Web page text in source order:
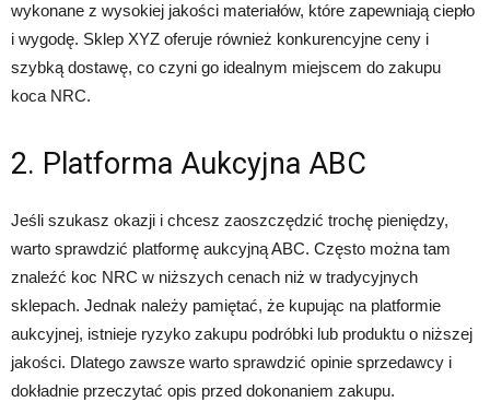
wykonane z wysokiej jakości materiałów, które zapewniają ciepło
i wygodę. Sklep XYZ oferuje również konkurencyjne ceny i
szybką dostawę, co czyni go idealnym miejscem do zakupu
koca NRC.
2. Platforma Aukcyjna ABC
Jeśli szukasz okazji i chcesz zaoszczędzić trochę pieniędzy,
warto sprawdzić platformę aukcyjną ABC. Często można tam
znaleźć koc NRC w niższych cenach niż w tradycyjnych
sklepach. Jednak należy pamiętać, że kupując na platformie
aukcyjnej, istnieje ryzyko zakupu podróbki lub produktu o niższej
jakości. Dlatego zawsze warto sprawdzić opinie sprzedawcy i
dokładnie przeczytać opis przed dokonaniem zakupu.